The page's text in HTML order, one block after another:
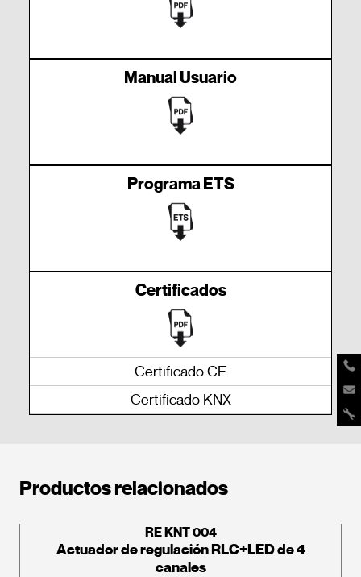
Manual Usuario
Programa ETS
Certificados
Certificado CE
Certificado KNX
Productos relacionados
RE KNT 004
Actuador de regulación RLC+LED de 4
canales